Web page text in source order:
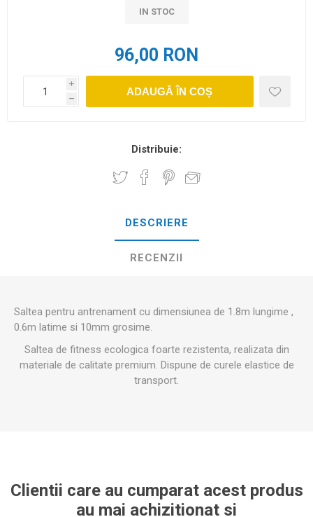
IN STOC
96,00 RON
i
h
ADAUGĂ ÎN COȘ
Distribuie:
DESCRIERE
RECENZII
Saltea pentru antrenament cu dimensiunea de 1.8m lungime ,
0.6m latime si 10mm grosime.
Saltea de fitness ecologica foarte rezistenta, realizata din
materiale de calitate premium. Dispune de curele elastice de
transport.
Clientii care au cumparat acest produs
au mai achizitionat si